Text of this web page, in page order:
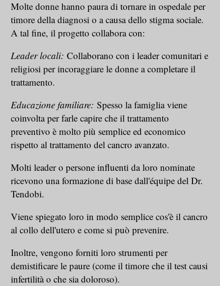
Molte donne hanno paura di tornare in ospedale per
timore della diagnosi o a causa dello stigma sociale.
A tal fine, il progetto collabora con:
Leader locali: Collaborano con i leader comunitari e
religiosi per incoraggiare le donne a completare il
trattamento.
Educazione familiare: Spesso la famiglia viene
coinvolta per farle capire che il trattamento
preventivo è molto più semplice ed economico
rispetto al trattamento del cancro avanzato.
Molti leader o persone influenti da loro nominate
ricevono una formazione di base dall'équipe del Dr.
Tendobi.
Viene spiegato loro in modo semplice cos'è il cancro
al collo dell'utero e come si può prevenire.
Inoltre, vengono forniti loro strumenti per
demistificare le paure (come il timore che il test causi
infertilità o che sia doloroso).